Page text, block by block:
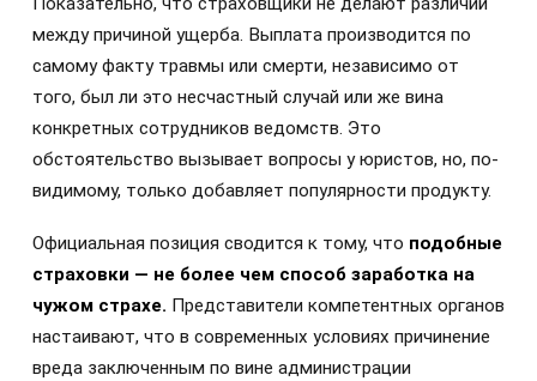
между причиной ущерба. Выплата производится по
самому факту травмы или смерти, независимо от
того, был ли это несчастный случай или же вина
конкретных сотрудников ведомств. Это
обстоятельство вызывает вопросы у юристов, но, по-
видимому, только добавляет популярности продукту.
Официальная позиция сводится к тому, что подобные
страховки — не более чем способ заработка на
чужом страхе. Представители компетентных органов
настаивают, что в современных условиях причинение
вреда заключенным по вине администрации